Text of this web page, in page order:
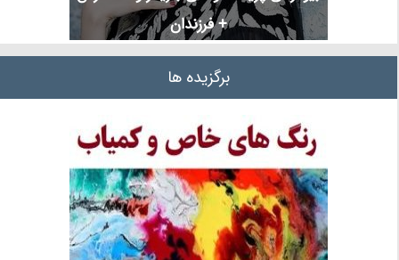
+ فرزندان
برگزیده ها